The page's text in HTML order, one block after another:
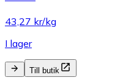
43,27 kr/kg
I lager
Till butik